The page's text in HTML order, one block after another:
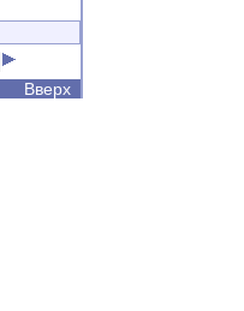
Вверх